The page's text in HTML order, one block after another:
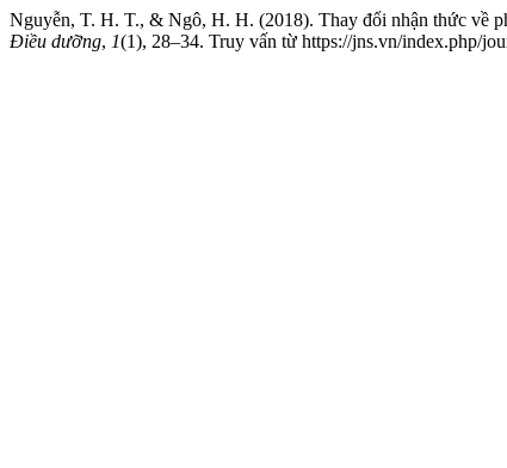
Nguyễn, T. H. T., & Ngô, H. H. (2018). Thay đổi nhận thức về
Điều dưỡng, 1(1), 28–34. Truy vấn từ https://jns.vn/index.php/